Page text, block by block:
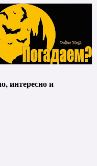
интересно и